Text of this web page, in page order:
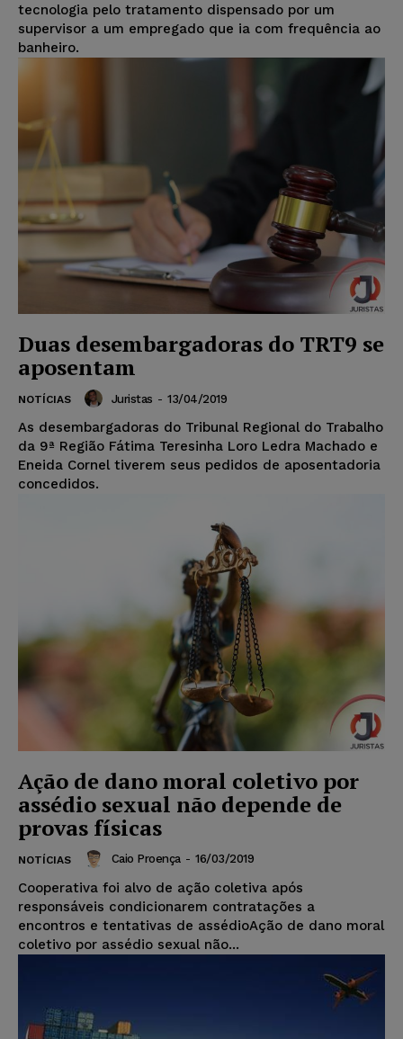
tecnologia pelo tratamento dispensado por um
supervisor a um empregado que ia com frequência ao
banheiro.
Duas desembargadoras do TRT9 se
aposentam
NOTÍCIAS Juristas - 13/04/2019
As desembargadoras do Tribunal Regional do Trabalho
da 9ª Região Fátima Teresinha Loro Ledra Machado e
Eneida Cornel tiverem seus pedidos de aposentadoria
concedidos.
Ação de dano moral coletivo por
assédio sexual não depende de
provas físicas
NOTÍCIAS Caio Proença - 16/03/2019
Cooperativa foi alvo de ação coletiva após
responsáveis condicionarem contratações a
encontros e tentativas de assédioAção de dano moral
coletivo por assédio sexual não...